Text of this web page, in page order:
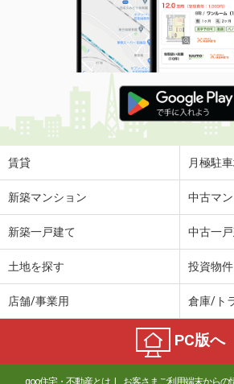
賃貸 月極駐
新築マンション 中古マ
新築一戸建て 中古一
土地を探す 投資物
店舗/事業用 倉庫/ト
PC版へ
goo住宅・不動産とは お客さまご利用端末からの